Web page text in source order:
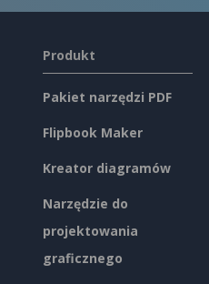
Produkt
Pakiet narzędzi PDF
Flipbook Maker
Kreator diagramów
Narzędzie do
projektowania
graficznego